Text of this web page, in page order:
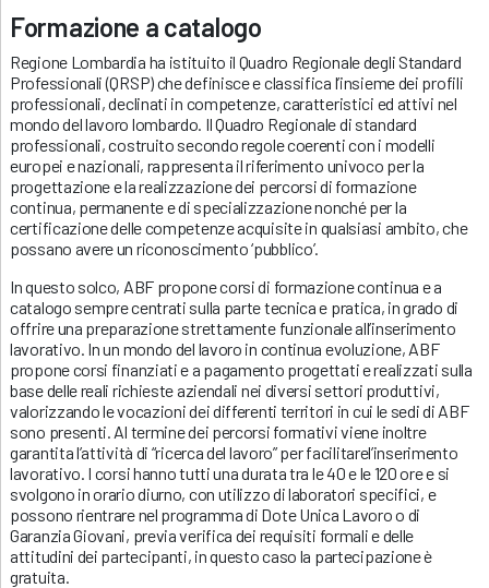
Formazione a catalogo
Regione Lombardia ha istituito il Quadro Regionale degli Standard
Professionali (QRSP) che definisce e classifica l’insieme dei profili
professionali, declinati in competenze, caratteristici ed attivi nel
mondo del lavoro lombardo. Il Quadro Regionale di standard
professionali, costruito secondo regole coerenti con i modelli
europei e nazionali, rappresenta il riferimento univoco per la
progettazione e la realizzazione dei percorsi di formazione
continua, permanente e di specializzazione nonché per la
certificazione delle competenze acquisite in qualsiasi ambito, che
possano avere un riconoscimento ‘pubblico’.
In questo solco, ABF propone corsi di formazione continua e a
catalogo sempre centrati sulla parte tecnica e pratica, in grado di
offrire una preparazione strettamente funzionale all’inserimento
lavorativo. In un mondo del lavoro in continua evoluzione, ABF
propone corsi finanziati e a pagamento progettati e realizzati sulla
base delle reali richieste aziendali nei diversi settori produttivi,
valorizzando le vocazioni dei differenti territori in cui le sedi di ABF
sono presenti. Al termine dei percorsi formativi viene inoltre
garantita l’attività di “ricerca del lavoro” per facilitarel’inserimento
lavorativo. I corsi hanno tutti una durata tra le 40 e le 120 ore e si
svolgono in orario diurno, con utilizzo di laboratori specifici, e
possono rientrare nel programma di Dote Unica Lavoro o di
Garanzia Giovani, previa verifica dei requisiti formali e delle
attitudini dei partecipanti, in questo caso la partecipazione è
gratuita.